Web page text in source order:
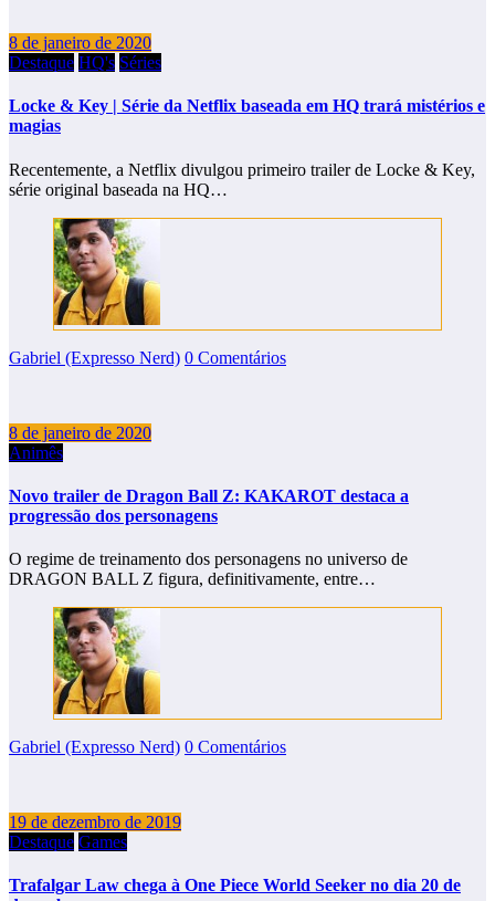
8 de janeiro de 2020
Destaque HQ's Séries
Locke & Key | Série da Netflix baseada em HQ trará mistérios e
magias
Recentemente, a Netflix divulgou primeiro trailer de Locke & Key,
série original baseada na HQ…
Gabriel (Expresso Nerd) 0 Comentários
8 de janeiro de 2020
Animês
Novo trailer de Dragon Ball Z: KAKAROT destaca a
progressão dos personagens
O regime de treinamento dos personagens no universo de
DRAGON BALL Z figura, definitivamente, entre…
Gabriel (Expresso Nerd) 0 Comentários
19 de dezembro de 2019
Destaque Games
Trafalgar Law chega à One Piece World Seeker no dia 20 de